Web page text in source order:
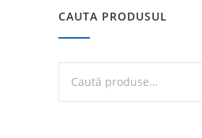
CAUTA PRODUSUL